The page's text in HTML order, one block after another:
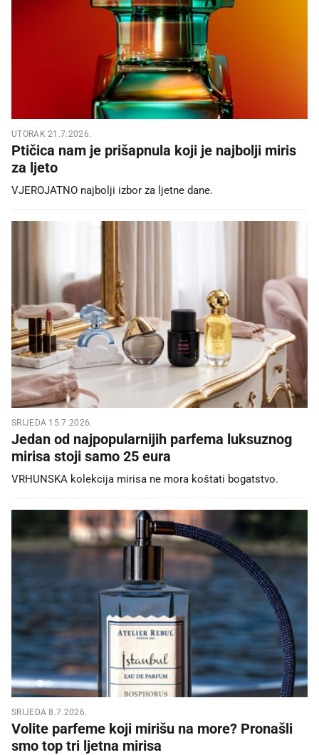
UTORAK 21.7.2026.
Ptičica nam je prišapnula koji je najbolji miris
za ljeto
VJEROJATNO najbolji izbor za ljetne dane.
SRIJEDA 15.7.2026.
Jedan od najpopularnijih parfema luksuznog
mirisa stoji samo 25 eura
VRHUNSKA kolekcija mirisa ne mora koštati bogatstvo.
SRIJEDA 8.7.2026.
Volite parfeme koji mirišu na more? Pronašli
smo top tri ljetna mirisa